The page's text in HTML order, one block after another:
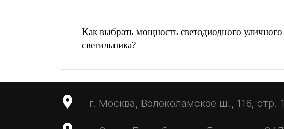
Как выбрать мощность светодиодного уличного
светильника?
г. Москва, Волоколамское ш., 116, стр. 1